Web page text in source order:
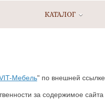
КАТАЛОГ
Мебель" по внешней ссылке
за содержимое сайта